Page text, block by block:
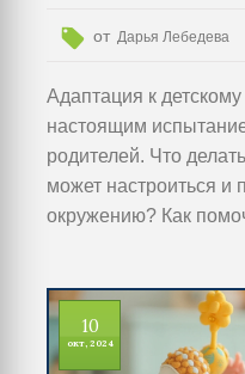
от Дарья Лебедева
Адаптация к
настоящим
родителей. Что
может настроиться и
окружению? Как
практичные советы
10
окт, 2024